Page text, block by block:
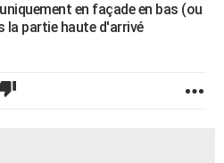
en façade en bas (ou
la partie haute d'arrivé